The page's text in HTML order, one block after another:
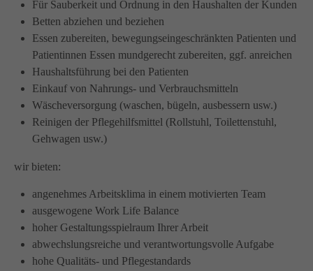
45770 Marl
Sie haben Fragen?
02365 955 88 88
Schreiben Sie uns per Email
info@amicus-pflege.de
Für Sauberkeit und Ordnung in den Haushalten der Kunden
Betten abziehen und beziehen
Essen zubereiten, bewegungseingeschränkten Patienten und
Patientinnen Essen mundgerecht zubereiten, ggf. anreichen
Haushaltsführung bei den Patienten
Einkauf von Nahrungs- und Verbrauchsmitteln
Wäscheversorgung (waschen, bügeln, ausbessern usw.)
Reinigen der Pflegehilfsmittel (Rollstuhl, Toilettenstuhl,
Gehwagen usw.)
wir bieten:
angenehmes Arbeitsklima in einem motivierten Team
ausgewogene Work Life Balance
hoher Gestaltungsspielraum Ihrer Arbeit
abwechslungsreiche und verantwortungsvolle Aufgabe
hohe Qualitäts- und Pflegestandards